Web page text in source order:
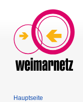
Hauptseite